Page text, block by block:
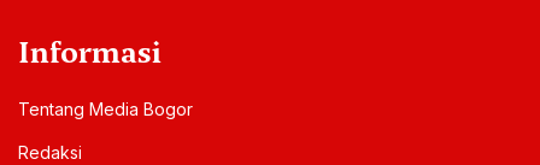
Informasi
Tentang Media Bogor
Redaksi